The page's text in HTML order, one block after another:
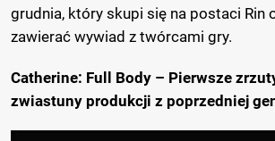
grudnia, który skupi się na postaci Rin
zawierać wywiad z twórcami gry.
Catherine: Full Body – Pierwsze
zwiastuny produkcji z poprzedniej